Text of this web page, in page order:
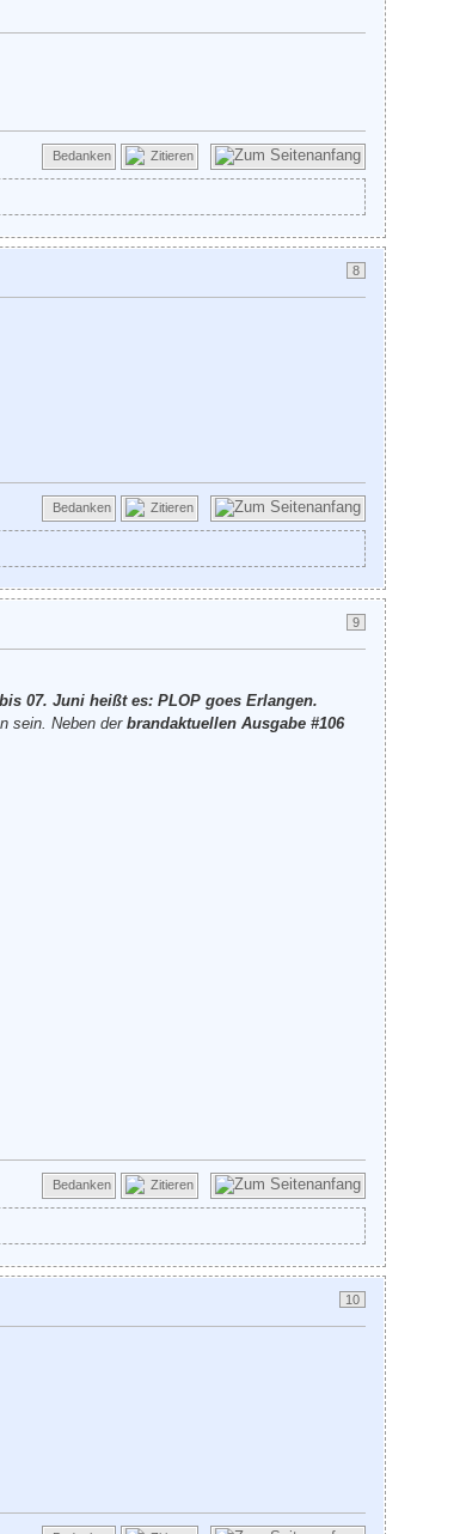
Zitieren
Bedanken
8
Zitieren
Bedanken
9
07. Juni heißt es: PLOP goes Erlangen.
sein. Neben derbrandaktuellen Ausgabe #106
Zitieren
Bedanken
10